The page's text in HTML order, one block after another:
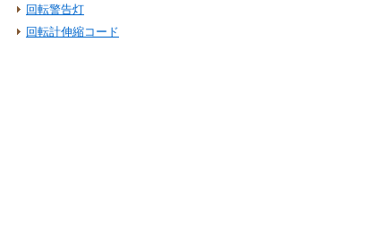
回転警告灯
回転計伸縮コード